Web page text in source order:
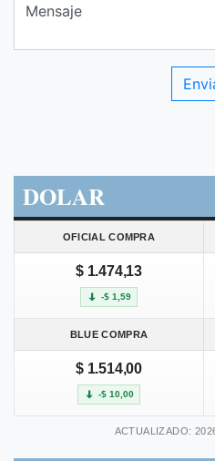
DOLAR
OFICIAL COMPRA
$ 1.474,13
-$ 1,59
BLUE COMPRA
$ 1.514,00
-$ 10,00
ACTUALIZADO: